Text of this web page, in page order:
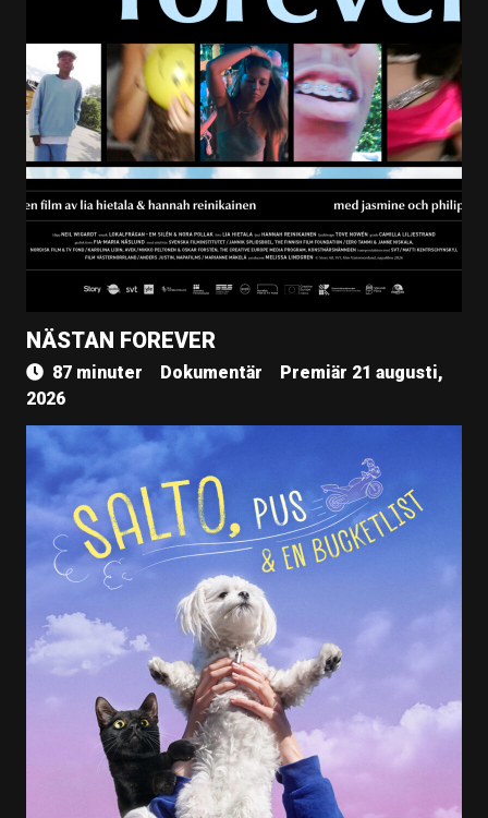
NÄSTAN FOREVER
87 minuter Dokumentär
Premiär 21 augusti,
2026